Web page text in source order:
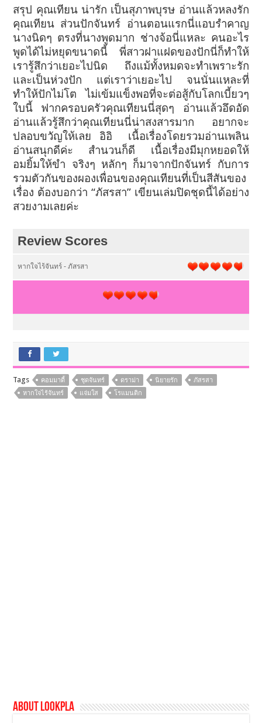
สรุป คุณเทียน น่ารัก เป็นสุภาพบุรษ อ่านแล้วหลงรัก
คุณเทียน ส่วนปักจันทร์ อ่านตอนแรกนี่แอบรำคาญ
นางนิดๆ ตรงที่นางพูดมาก ช่างจ้อนี่แหละ คนอะไร
พูดได้ไม่หยุดขนาดนี้ พี่สาวฝาแฝดของปักนี่ก็ทำให้
เรารู้สึกว่าเยอะไปนิด ถึงแม้ทั้งหมดจะทำเพราะรัก
และเป็นห่วงปัก แต่เราว่าเยอะไป จนนั่นแหละที่
ทำให้ปักไม่โต ไม่เข้มแข็งพอที่จะต่อสู้กับโลกเบี้ยวๆ
ใบนี้ ฟากครอบครัวคุณเทียนนี่สุดๆ อ่านแล้วอึดอัด
อ่านแล้วรู้สึกว่าคุณเทียนนี่น่าสงสารมาก อยากจะ
ปลอบขวัญให้เลย อิอิ เนื้อเรื่องโดยรวมอ่านเพลิน
อ่านสนุกดีค่ะ สำนวนก็ดี เนื้อเรื่องมีมุกหยอดให้
อมยิ้มให้ขำ จริงๆ หลักๆ ก็มาจากปักจันทร์ กับการ
รวมตัวกันของผองเพื่อนของคุณเทียนที่เป็นสีสันของ
เรื่อง ต้องบอกว่า “ภัสรสา” เขียนเล่มปิดชุดนี้ได้อย่าง
สวยงามเลยค่ะ
Review Scores
หากใจไร้จันทร์ - ภัสรสา
Tags คอมมาดี้ ชุดจันทร์ ดราม่า นิยายรัก
ภัสรสา
หากใจไร้จันทร์
แจ่มใส โรแมนติก
About LookPla